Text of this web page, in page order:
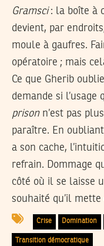
Gramsci: la boîte à
devient, par
moule à gaufres.
opératoire ; mais
Ce que Gherib
demande si l’usage
prisonn’est pas
paraître. En
a son cache,
refrain. Dommage
côté où il se laisse
souhaité qu’il
Crise Domination
Transition démocratique